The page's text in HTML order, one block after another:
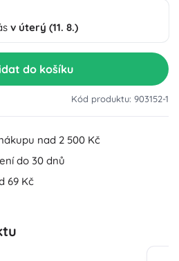
v úterý (11. 8.)
do košíku
Kód produktu: 903152-1
nad 2 500 Kč
do 30 dnů
69 Kč